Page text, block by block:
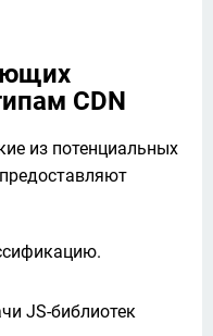
CDN
из потенциальных
JS-библиотек